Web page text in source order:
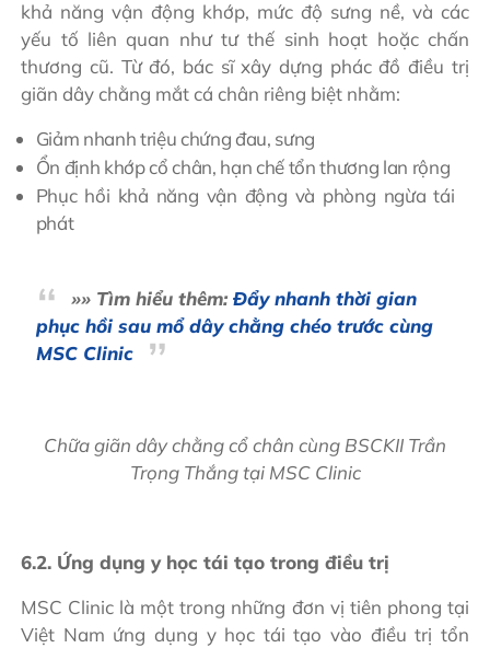
khả năng vận động khớp, mức độ sưng nề, và các
yếu tố liên quan như tư thế sinh hoạt hoặc chấn
thương cũ. Từ đó, bác sĩ xây dựng phác đồ điều trị
giãn dây chằng mắt cá chân riêng biệt nhằm:
Giảm nhanh triệu chứng đau, sưng
Ổn định khớp cổ chân, hạn chế tổn thương lan rộng
Phục hồi khả năng vận động và phòng ngừa tái
phát
»» Tìm hiểu thêm:Đẩy nhanh thời gian
phục hồi sau mổ dây chằng chéo trước cùng
MSC Clinic
Chữa giãn dây chằng cổ chân cùng BSCKII Trần
Trọng Thắng tại MSC Clinic
6.2. Ứng dụng y học tái tạo trong điều trị
MSC Clinic là một trong những đơn vị tiên phong tại
Việt Nam ứng dụng y học tái tạo vào điều trị tổn